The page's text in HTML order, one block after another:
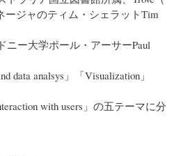
ージャのティム・シェラットTim
ニー大学ポール・アーサーPaul
data analsys」「Visualization」
with users」の五テーマに分